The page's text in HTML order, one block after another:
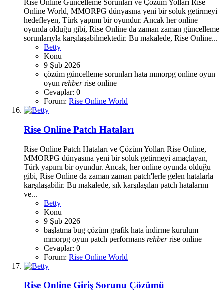
Rise Online Güncelleme Sorunları ve Çözüm Yolları Rise
Online World, MMORPG dünyasına yeni bir soluk getirmeyi
hedefleyen, Türk yapımı bir oyundur. Ancak her online
oyunda olduğu gibi, Rise Online da zaman zaman güncelleme
sorunlarıyla karşılaşabilmektedir. Bu makalede, Rise Online...
Betty
Konu
9 Şub 2026
çözüm güncelleme sorunları hata mmorpg online oyun
oyun rehber rise online
Cevaplar: 0
Forum: Rise Online World
Rise Online Patch Hataları
Rise Online Patch Hataları ve Çözüm Yolları Rise Online,
MMORPG dünyasına yeni bir soluk getirmeyi amaçlayan,
Türk yapımı bir oyundur. Ancak, her online oyunda olduğu
gibi, Rise Online da zaman zaman patch'lerle gelen hatalarla
karşılaşabilir. Bu makalede, sık karşılaşılan patch hatalarını
ve...
Betty
Konu
9 Şub 2026
başlatma bug çözüm grafik hata i̇ndirme kurulum
mmorpg oyun patch performans rehber rise online
Cevaplar: 0
Forum: Rise Online World
Rise Online Giriş Sorunu Çözümü